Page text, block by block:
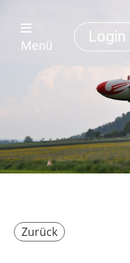
Login
Menü
Zurück